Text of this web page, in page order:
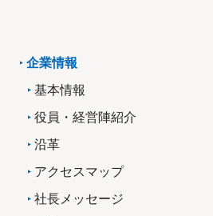
企業情報
基本情報
役員・経営陣紹介
沿革
アクセスマップ
社長メッセージ